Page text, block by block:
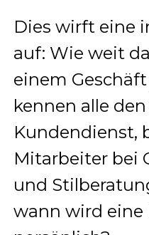
Dies wirft eine
auf: Wie weit
einem
kennen alle
Kundendienst,
Mitarbeiter bei
und
wann wird